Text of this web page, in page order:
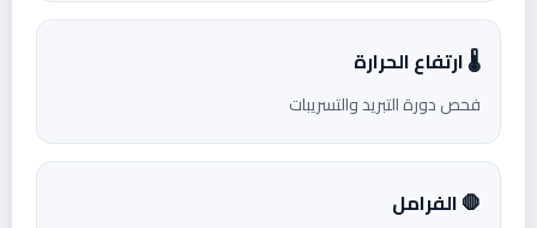
🌡️ ارتفاع الحرارة
فحص دورة التبريد والتسريبات
🛑 الفرامل